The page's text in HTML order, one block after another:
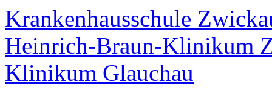
Krankenhausschule
Heinrich-Braun-Klinikum
Klinikum Glauchau